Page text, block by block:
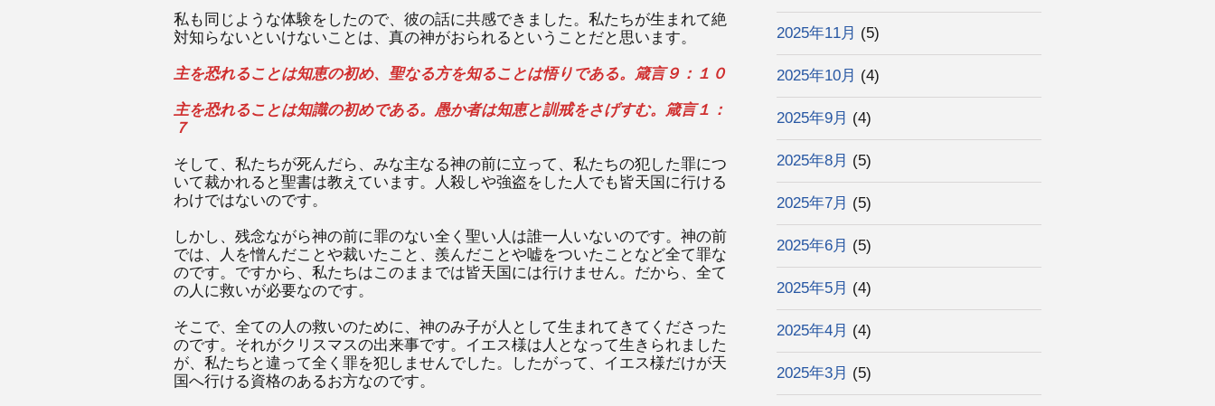
私も同じような体験をしたので、彼の話に共感できました。私たちが生まれて絶
対知らないといけないことは、真の神がおられるということだと思います。
主を恐れることは知恵の初め、聖なる方を知ることは悟りである。箴言９：１０
主を恐れることは知識の初めである。愚か者は知恵と訓戒をさげすむ。箴言１：
７
そして、私たちが死んだら、みな主なる神の前に立って、私たちの犯した罪につ
いて裁かれると聖書は教えています。人殺しや強盗をした人でも皆天国に行ける
わけではないのです。
しかし、残念ながら神の前に罪のない全く聖い人は誰一人いないのです。神の前
では、人を憎んだことや裁いたこと、羨んだことや嘘をついたことなど全て罪な
のです。ですから、私たちはこのままでは皆天国には行けません。だから、全て
の人に救いが必要なのです。
そこで、全ての人の救いのために、神のみ子が人として生まれてきてくださった
のです。それがクリスマスの出来事です。イエス様は人となって生きられました
が、私たちと違って全く罪を犯しませんでした。したがって、イエス様だけが天
国へ行ける資格のあるお方なのです。
2025年11月 (5)
2025年10月 (4)
2025年9月 (4)
2025年8月 (5)
2025年7月 (5)
2025年6月 (5)
2025年5月 (4)
2025年4月 (4)
2025年3月 (5)